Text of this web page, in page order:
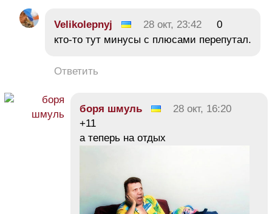
Velikolepnyj 28 окт, 23:42
0
кто-то тут минусы с плюсами перепутал.
Ответить
боря шмуль
28 окт, 16:20
+11
а теперь на отдых